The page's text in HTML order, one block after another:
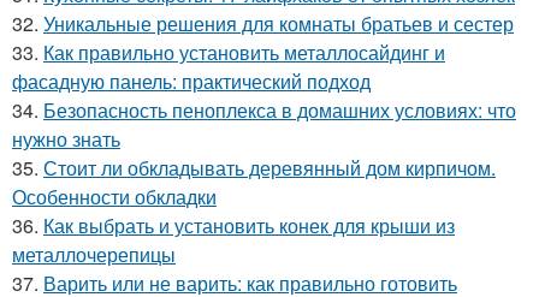
32. Уникальные решения для комнаты братьев и сестер
33. Как правильно установить металлосайдинг и
фасадную панель: практический подход
34. Безопасность пеноплекса в домашних условиях: что
нужно знать
35. Стоит ли обкладывать деревянный дом кирпичом.
Особенности обкладки
36. Как выбрать и установить конек для крыши из
металлочерепицы
37. Варить или не варить: как правильно готовить